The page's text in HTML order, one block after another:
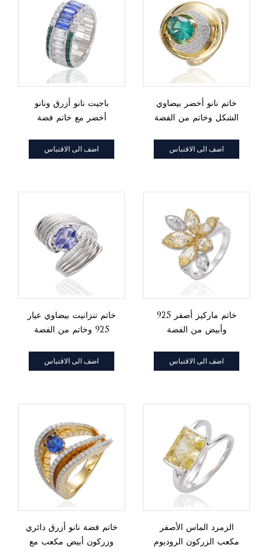
باجيت نانو أزرق ونانو
أخضر مع خاتم فضة
الأبيض
اضف الى الاقتباس
خاتم نانو أخضر بيضاوي
الشكل وخاتم من الفضة
مع طلاء ذهبي
اضف الى الاقتباس
خاتم تنزانيت بيضاوي عيار
925 وخاتم من الفضة
المستدير
اضف الى الاقتباس
925 خاتم ماركيز أصفر
وأبيض من الفضة
المكعب
اضف الى الاقتباس
خاتم فضة نانو أزرق دائري
وزركون أبيض مكعب مع
الزمرد الماس الأصفر
مكعب الزركون الروديوم